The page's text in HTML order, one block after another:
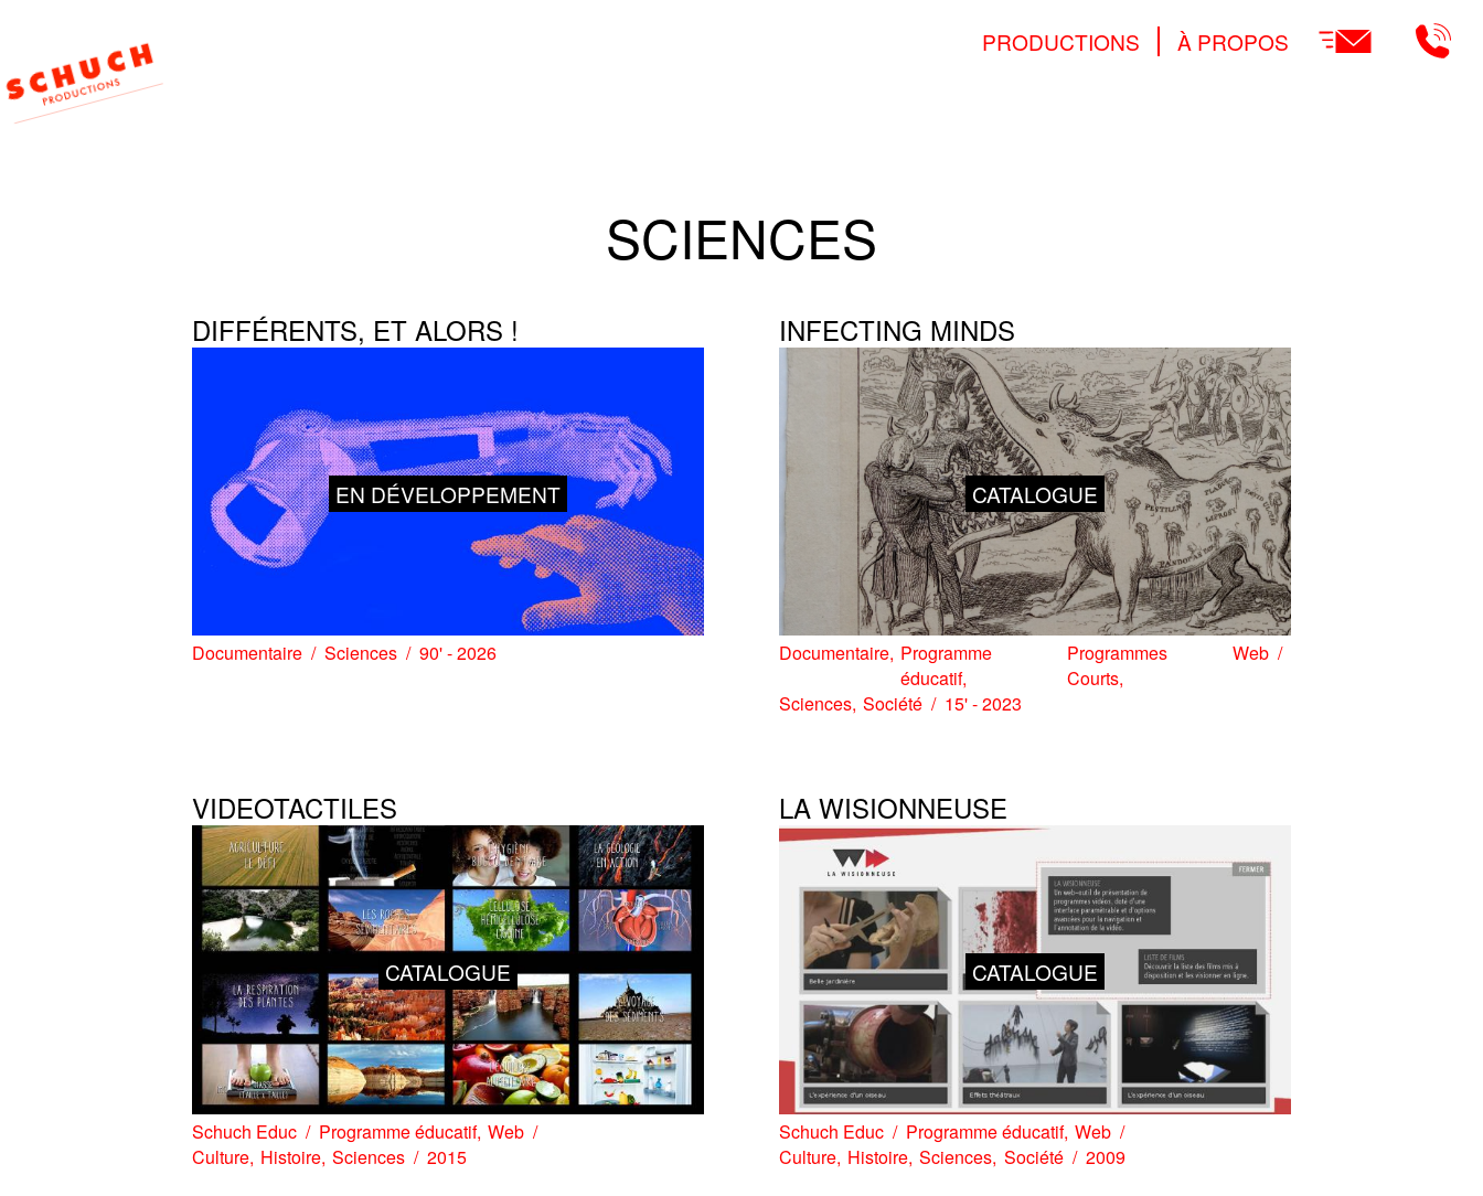
navigation
PRODUCTIONS À PROPOS
SCIENCES
DIFFÉRENTS, ET ALORS !
EN DÉVELOPPEMENT
Documentaire Sciences 90' - 2026
INFECTING MINDS
CATALOGUE
Documentaire Programme
éducatif
Programmes
Courts
Web
Sciences Société 15' - 2023
VIDEOTACTILES
CATALOGUE
Schuch Educ Programme éducatif Web
Culture Histoire Sciences 2015
LA WISIONNEUSE
CATALOGUE
Schuch Educ Programme éducatif Web
Culture Histoire Sciences Société 2009